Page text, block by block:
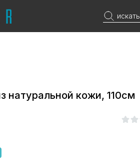
искать
натуральной кожи, 110см